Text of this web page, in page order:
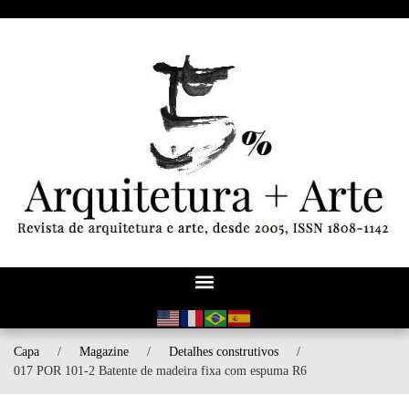
Capa / Magazine / Detalhes construtivos
/
017 POR 101-2 Batente de madeira fixa com espuma R6